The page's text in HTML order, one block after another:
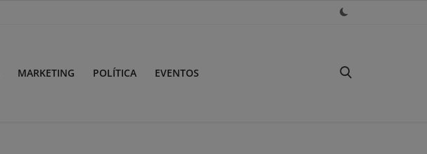
MARKETING POLÍTICA EVENTOS